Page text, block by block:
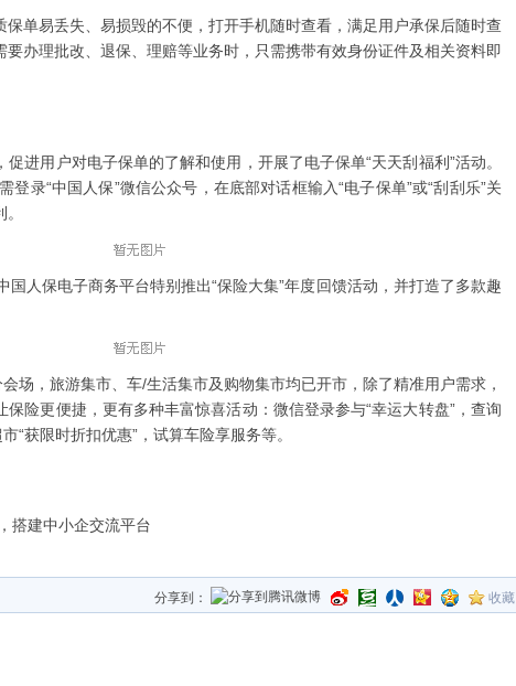
易丢失、易损毁的不便，打开手机随时查看，满足用户承保后随时查
办理批改、退保、理赔等业务时，只需携带有效身份证件及相关资料即
用户对电子保单的了解和使用，开展了电子保单“天天刮福利”活动。
登录“中国人保”微信公众号，在底部对话框输入“电子保单”或“刮刮乐”关
人保电子商务平台特别推出“保险大集”年度回馈活动，并打造了多款趣
，旅游集市、车/生活集市及购物集市均已开市，除了精准用户需求，
险更便捷，更有多种丰富惊喜活动：微信登录参与“幸运大转盘”，查询
“获限时折扣优惠”，试算车险享服务等。
搭建中小企交流平台
分享到： 收藏